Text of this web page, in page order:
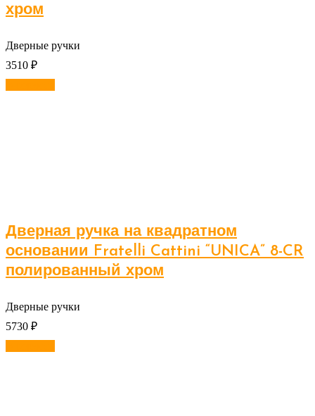
хром
Дверные ручки
3510 ₽
Дверная ручка на квадратном
основании Fratelli Cattini “UNICA” 8-CR
полированный хром
Дверные ручки
5730 ₽